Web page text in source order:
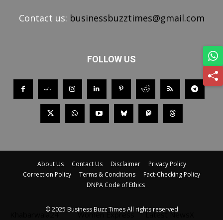
Contact us: businessbuzztimes@gmail.com
FOLLOW US
About Us Contact Us Disclaimer
Privacy Policy
Correction Policy
Terms & Conditions
Fact-Checking Policy
DNPA Code of Ethics
© 2025 Business Buzz Times All rights reserved
Khabarwala24 Women Express Latest NewsX